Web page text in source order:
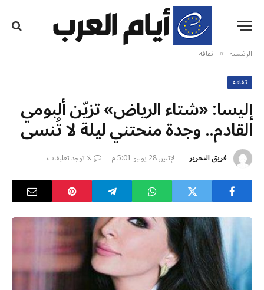
الرئيسية » ثقافة
ثقافة
إليسا: «شتاء الرياض» تزيّن ألبومي
القادم.. وجدة منحتني ليلة لا تُنسى
فريق التحرير الإثنين 28 يوليو 5:01 م لا توجد تعليقات